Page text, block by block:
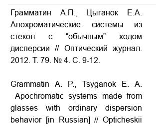
Грамматин А.П., Цыганок Е.А.
Апохроматические системы из
стекол с “обычным” ходом
дисперсии // Оптический журнал.
2012. Т. 79. № 4. С. 9-12.
Grammatin A. P., Tsyganok E. A.
Apochromatic systems made from
glasses with ordinary dispersion
behavior [in Russian] // Opticheskii